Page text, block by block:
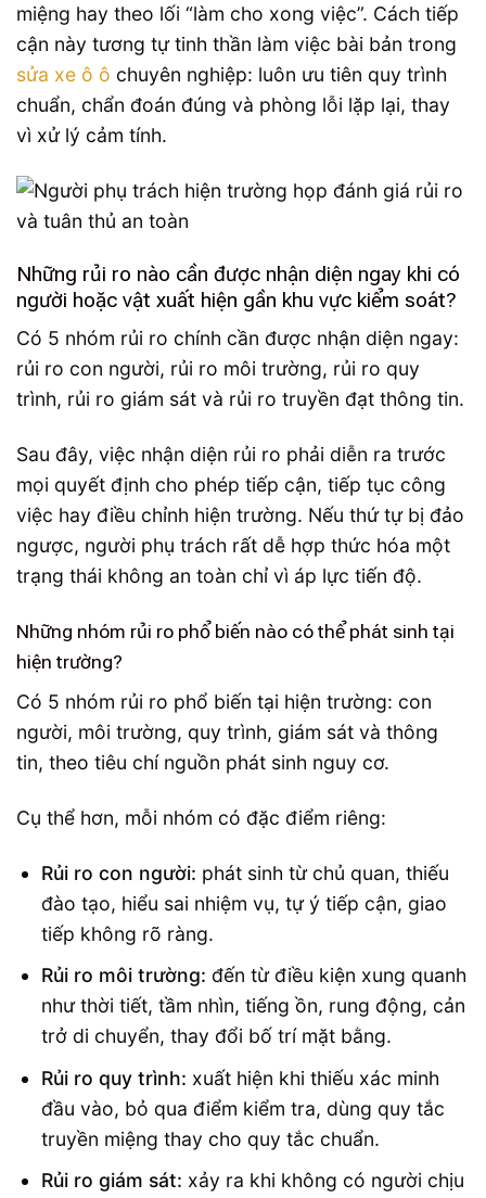
miệng hay theo lối “làm cho xong việc”. Cách tiếp
cận này tương tự tinh thần làm việc bài bản trong
sửa xe ô ô chuyên nghiệp: luôn ưu tiên quy trình
chuẩn, chẩn đoán đúng và phòng lỗi lặp lại, thay
vì xử lý cảm tính.
Những rủi ro nào cần được nhận diện ngay khi có
người hoặc vật xuất hiện gần khu vực kiểm soát?
Có 5 nhóm rủi ro chính cần được nhận diện ngay:
rủi ro con người, rủi ro môi trường, rủi ro quy
trình, rủi ro giám sát và rủi ro truyền đạt thông tin.
Sau đây, việc nhận diện rủi ro phải diễn ra trước
mọi quyết định cho phép tiếp cận, tiếp tục công
việc hay điều chỉnh hiện trường. Nếu thứ tự bị đảo
ngược, người phụ trách rất dễ hợp thức hóa một
trạng thái không an toàn chỉ vì áp lực tiến độ.
Những nhóm rủi ro phổ biến nào có thể phát sinh tại
hiện trường?
Có 5 nhóm rủi ro phổ biến tại hiện trường: con
người, môi trường, quy trình, giám sát và thông
tin, theo tiêu chí nguồn phát sinh nguy cơ.
Cụ thể hơn, mỗi nhóm có đặc điểm riêng:
Rủi ro con người: phát sinh từ chủ quan, thiếu
đào tạo, hiểu sai nhiệm vụ, tự ý tiếp cận, giao
tiếp không rõ ràng.
Rủi ro môi trường: đến từ điều kiện xung quanh
như thời tiết, tầm nhìn, tiếng ồn, rung động, cản
trở di chuyển, thay đổi bố trí mặt bằng.
Rủi ro quy trình: xuất hiện khi thiếu xác minh
đầu vào, bỏ qua điểm kiểm tra, dùng quy tắc
truyền miệng thay cho quy tắc chuẩn.
Rủi ro giám sát: xảy ra khi không có người chịu